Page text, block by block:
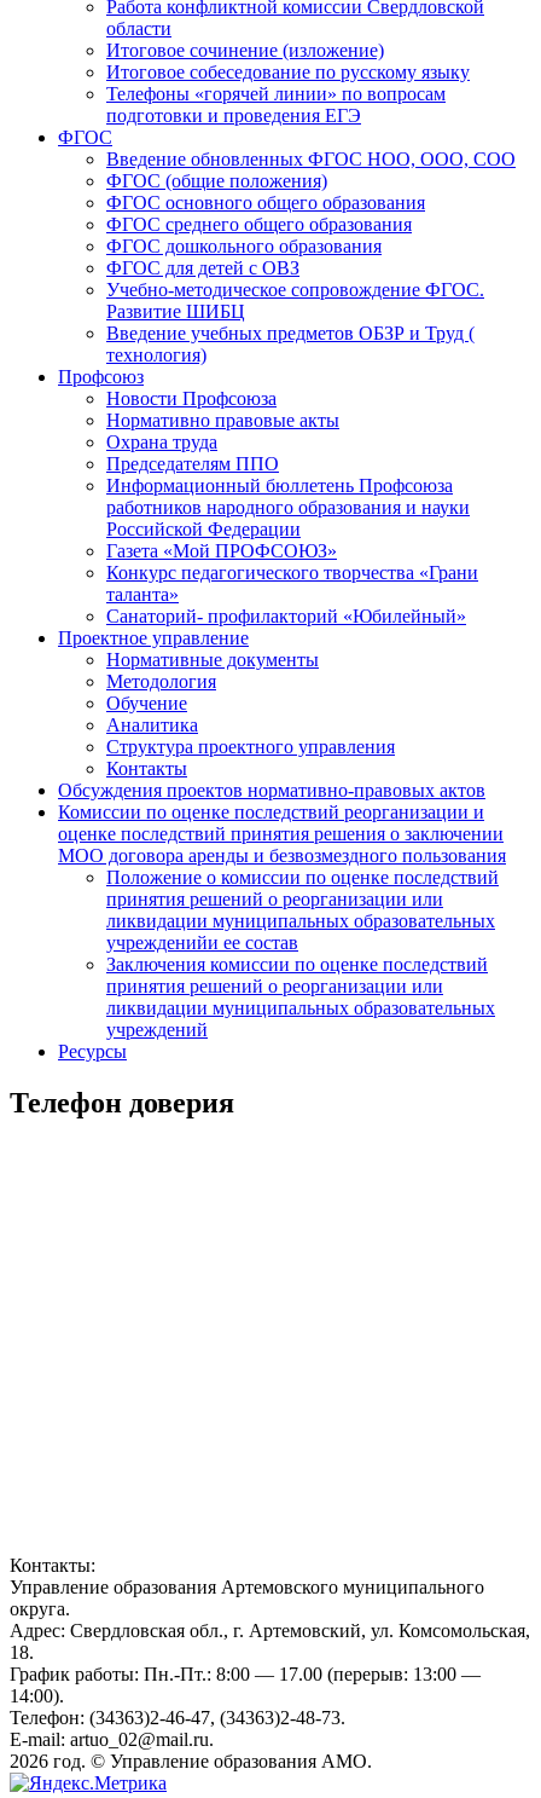
Работа конфликтной комиссии Свердловской
области
Итоговое сочинение (изложение)
Итоговое собеседование по русскому языку
Телефоны «горячей линии» по вопросам
подготовки и проведения ЕГЭ
ФГОС
Введение обновленных ФГОС НОО, ООО, СОО
ФГОС (общие положения)
ФГОС основного общего образования
ФГОС среднего общего образования
ФГОС дошкольного образования
ФГОС для детей с ОВЗ
Учебно-методическое сопровождение ФГОС.
Развитие ШИБЦ
Введение учебных предметов ОБЗР и Труд (
технология)
Профсоюз
Новости Профсоюза
Нормативно правовые акты
Охрана труда
Председателям ППО
Информационный бюллетень Профсоюза
работников народного образования и науки
Российской Федерации
Газета «Мой ПРОФСОЮЗ»
Конкурс педагогического творчества «Грани
таланта»
Санаторий- профилакторий «Юбилейный»
Проектное управление
Нормативные документы
Методология
Обучение
Аналитика
Структура проектного управления
Контакты
Обсуждения проектов нормативно-правовых актов
Комиссии по оценке последствий реорганизации и
оценке последствий принятия решения о заключении
МОО договора аренды и безвозмездного пользования
Положение о комиссии по оценке последствий
принятия решений о реорганизации или
ликвидации муниципальных образовательных
учрежденийи ее состав
Заключения комиссии по оценке последствий
принятия решений о реорганизации или
ликвидации муниципальных образовательных
учреждений
Ресурсы
Телефон доверия
Контакты:
Управление образования Артемовского муниципального
округа.
Адрес: Свердловская обл., г. Артемовский, ул. Комсомольская,
18.
График работы: Пн.-Пт.: 8:00 — 17.00 (перерыв: 13:00 —
14:00).
Телефон: (34363)2-46-47, (34363)2-48-73.
E-mail: artuo_02@mail.ru.
2026 год. © Управление образования АМО.